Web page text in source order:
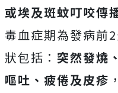
或埃及斑蚊叮咬傳
毒血症期為發病前
狀包括： 突然發燒
嘔吐、疲倦及皮疹